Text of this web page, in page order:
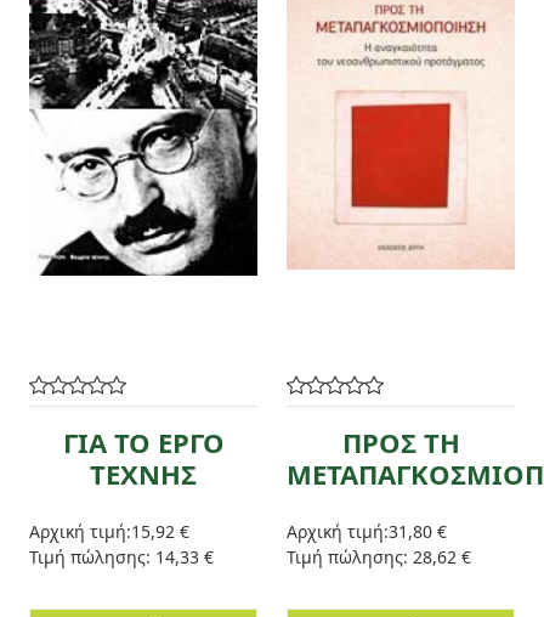
ΓΙΑ ΤΟ ΕΡΓΟ
ΤΕΧΝΗΣ
Αρχική τιμή:15,92 €
Τιμή πώλησης: 14,33 €
ΠΡΟΣ ΤΗ
Αρχική τιμή:31,80 €
Τιμή πώλησης: 28,62 €